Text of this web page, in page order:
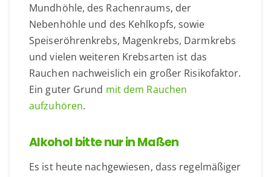
Mundhöhle, des Rachenraums, der
Nebenhöhle und des Kehlkopfs, sowie
Speiseröhrenkrebs, Magenkrebs, Darmkrebs
und vielen weiteren Krebsarten ist das
Rauchen nachweislich ein großer Risikofaktor.
Ein guter Grund mit dem Rauchen
aufzuhören.
Alkohol bitte nur in Maßen
Es ist heute nachgewiesen, dass regelmäßiger